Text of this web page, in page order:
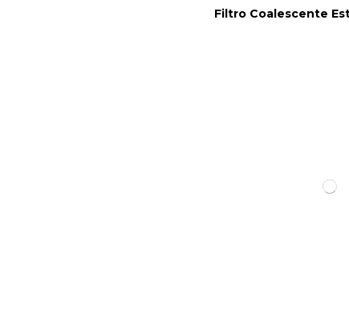
Filtro Coalescente